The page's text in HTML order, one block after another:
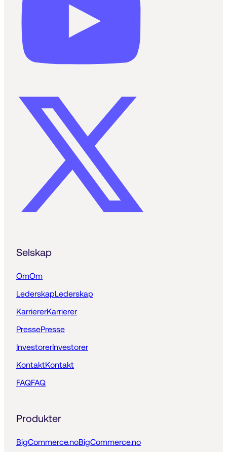
Selskap
OmOm
LederskapLederskap
KarriererKarrierer
PressePresse
InvestorerInvestorer
KontaktKontakt
FAQFAQ
Produkter
BigCommerce.noBigCommerce.no